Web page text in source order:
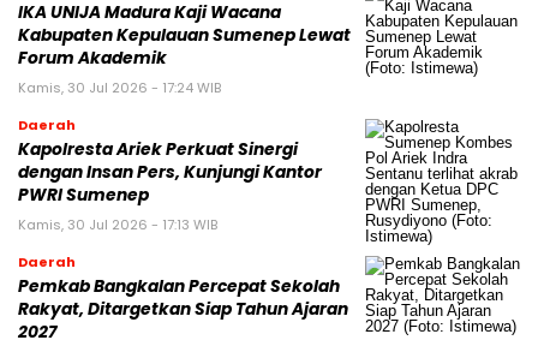
IKA UNIJA Madura Kaji Wacana
Kabupaten Kepulauan Sumenep Lewat
Forum Akademik
Kamis, 30 Jul 2026 - 17:24 WIB
Daerah
Kapolresta Ariek Perkuat Sinergi
dengan Insan Pers, Kunjungi Kantor
PWRI Sumenep
Kamis, 30 Jul 2026 - 17:13 WIB
Daerah
Pemkab Bangkalan Percepat Sekolah
Rakyat, Ditargetkan Siap Tahun Ajaran
2027